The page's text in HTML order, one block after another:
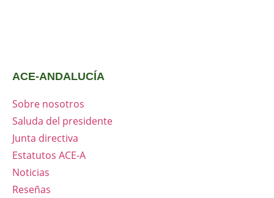
ACE-ANDALUCÍA
Sobre nosotros
Saluda del presidente
Junta directiva
Estatutos ACE-A
Noticias
Reseñas